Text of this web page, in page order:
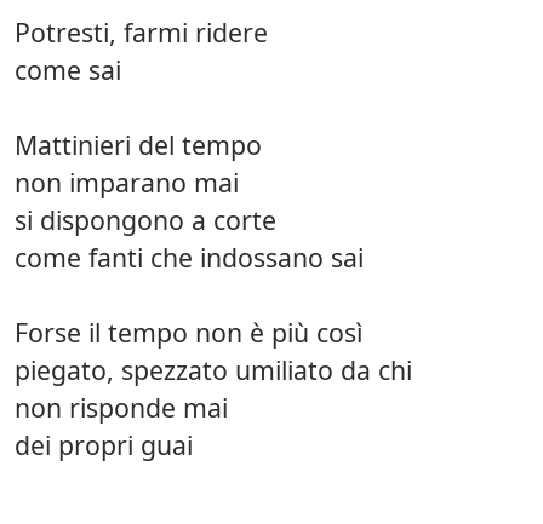
Potresti, farmi ridere
come sai
Mattinieri del tempo
non imparano mai
si dispongono a corte
come fanti che indossano sai
Forse il tempo non è più così
piegato, spezzato umiliato da chi
non risponde mai
dei propri guai